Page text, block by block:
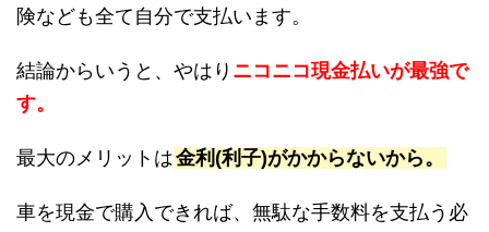
険なども全て自分で支払います。
結論からいうと、やはり ニコニコ現金払いが最強で
す。
最大のメリットは金利(利子)がかからないから。
車を現金で購入できれば、無駄な手数料を支払う必